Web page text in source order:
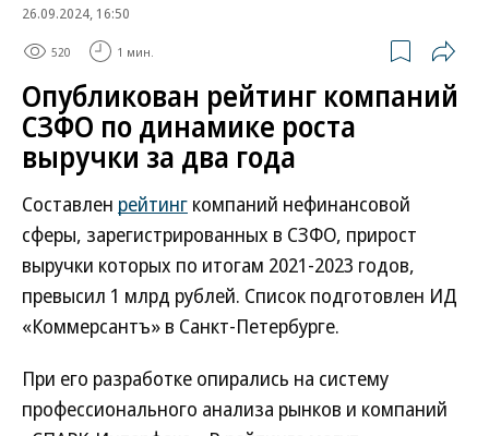
26.09.2024, 16:50
520 1 мин.
Опубликован рейтинг компаний
СЗФО по динамике роста
выручки за два года
Составлен рейтинг компаний нефинансовой
сферы, зарегистрированных в СЗФО, прирост
выручки которых по итогам 2021-2023 годов,
превысил 1 млрд рублей. Список подготовлен ИД
«Коммерсантъ» в Санкт-Петербурге.
При его разработке опирались на систему
профессионального анализа рынков и компаний